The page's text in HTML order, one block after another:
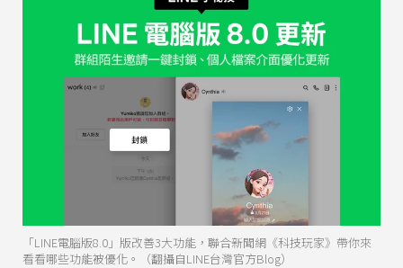
「LINE電腦版8.0」版改善3大功能，聯合新聞網《科技玩家》帶你來
看看哪些功能被優化。（翻攝自LINE台灣官方Blog）